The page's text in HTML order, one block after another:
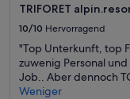
TRIFORET
10/10 Hervorragend
"Top Unterkunft, top
zuwenig Personal
Job.. Aber dennoch
Weniger